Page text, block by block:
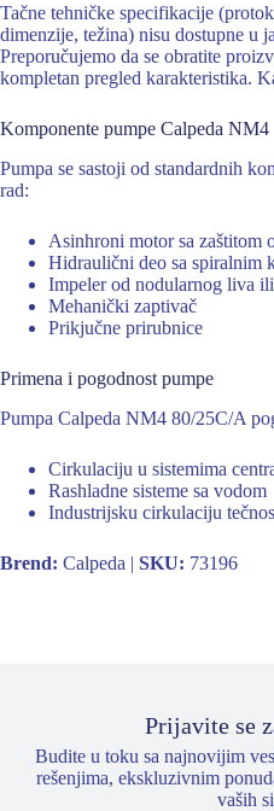
Tačne tehničke specifikacije
dimenzije, težina) nisu dostupne u
Preporučujemo da se obratite
kompletan pregled karakteristika.
Komponente pumpe Calpeda NM4
Pumpa se sastoji od standardnih
rad:
Asinhroni motor sa zaštitom
Hidraulični deo sa spiralnim
Impeler od nodularnog liva
Mehanički zaptivač
Prikjučne prirubnice
Primena i pogodnost pumpe
Pumpa Calpeda NM4 80/25C/A
Cirkulaciju u sistemima
Rashladne sisteme sa vodom
Industrijsku cirkulaciju
Brend: Calpeda | SKU: 73196
Prijavite se
Budite u toku sa najnovijim
rešenjima, ekskluzivnim
vaših